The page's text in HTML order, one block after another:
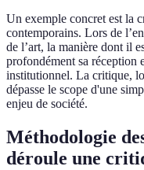
Un exemple concret est la
contemporains. Lors de
de l’art, la manière dont il
profondément sa réception
institutionnel. La critique,
dépasse le scope d'une
enjeu de société.
Méthodologie
déroule une